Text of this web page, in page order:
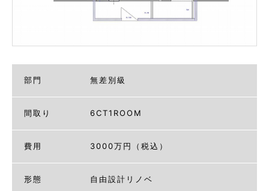
部門 無差別級
間取り 6CT1ROOM
費用 3000万円（税込）
形態 自由設計リノベ